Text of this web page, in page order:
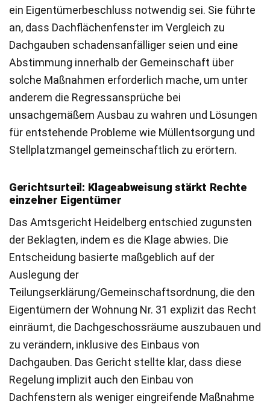
ein Eigentümerbeschluss notwendig sei. Sie führte
an, dass Dachflächenfenster im Vergleich zu
Dachgauben schadensanfälliger seien und eine
Abstimmung innerhalb der Gemeinschaft über
solche Maßnahmen erforderlich mache, um unter
anderem die Regressansprüche bei
unsachgemäßem Ausbau zu wahren und Lösungen
für entstehende Probleme wie Müllentsorgung und
Stellplatzmangel gemeinschaftlich zu erörtern.
Gerichtsurteil: Klageabweisung stärkt Rechte
einzelner Eigentümer
Das Amtsgericht Heidelberg entschied zugunsten
der Beklagten, indem es die Klage abwies. Die
Entscheidung basierte maßgeblich auf der
Auslegung der
Teilungserklärung/Gemeinschaftsordnung, die den
Eigentümern der Wohnung Nr. 31 explizit das Recht
einräumt, die Dachgeschossräume auszubauen und
zu verändern, inklusive des Einbaus von
Dachgauben. Das Gericht stellte klar, dass diese
Regelung implizit auch den Einbau von
Dachfenstern als weniger eingreifende Maßnahme